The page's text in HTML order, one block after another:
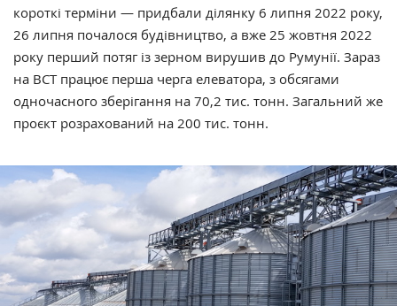
короткі терміни — придбали ділянку 6 липня 2022 року,
26 липня почалося будівництво, а вже 25 жовтня 2022
року перший потяг із зерном вирушив до Румунії. Зараз
на ВСТ працює перша черга елеватора, з обсягами
одночасного зберігання на 70,2 тис. тонн. Загальний же
проєкт розрахований на 200 тис. тонн.